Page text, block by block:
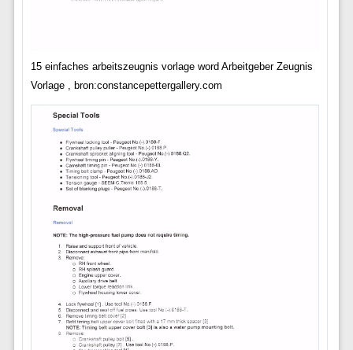
15 einfaches arbeitszeugnis vorlage word Arbeitgeber Zeugnis
Vorlage , bron:constancepettergallery.com